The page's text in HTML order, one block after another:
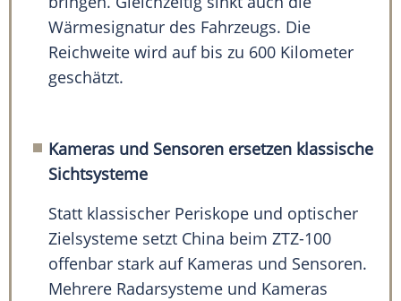
Wärmesignatur des Fahrzeugs. Die
Reichweite wird auf bis zu 600 Kilometer
geschätzt.
Kameras und Sensoren ersetzen klassische
Sichtsysteme
Statt klassischer Periskope und optischer
Zielsysteme setzt China beim ZTZ-100
offenbar stark auf Kameras und Sensoren.
Mehrere Radarsysteme und Kameras